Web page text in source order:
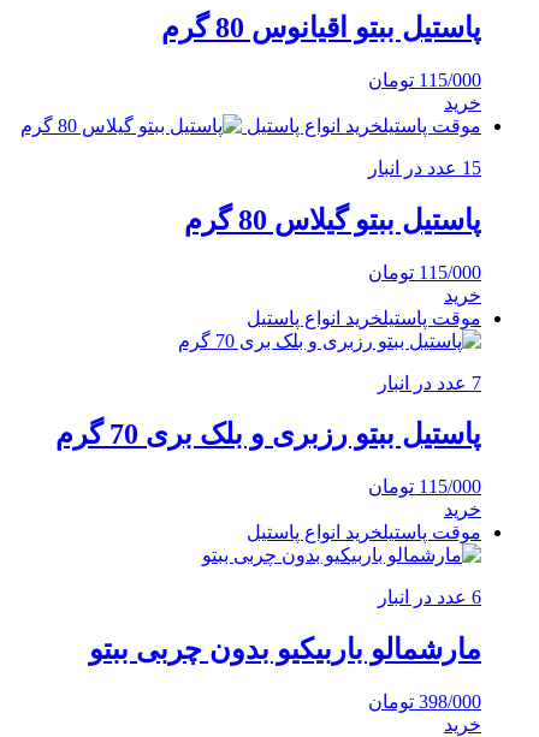
پاستیل ببتو اقیانوس 80 گرم
115/000 تومان
خرید
موقت پاستیلخرید انواع پاستیل
15 عدد در انبار
پاستیل ببتو گیلاس 80 گرم
115/000 تومان
خرید
موقت پاستیلخرید انواع پاستیل
7 عدد در انبار
پاستیل ببتو رزبری و بلک بری 70 گرم
115/000 تومان
خرید
موقت پاستیلخرید انواع پاستیل
6 عدد در انبار
مارشمالو باربیکیو بدون چربی ببتو
398/000 تومان
خرید